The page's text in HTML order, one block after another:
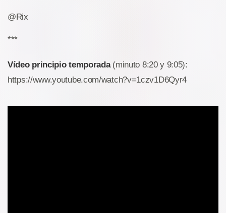
@Rix
***
Vídeo principio temporada(minuto 8:20 y 9:05):
https://www.youtube.com/watch?v=1czv1D6Qyr4